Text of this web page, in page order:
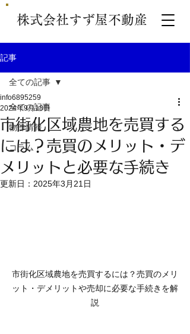
株式会社すず屋不動産
記事
全ての記事
物件情報
コラム
全ての記事
市街化区域農地を売買する
には？売買のメリット・デ
メリットと必要な手続き
info6895259
2024年9月18日
更新日： 2025年3月21日
市街化区域農地を売買するには？売買のメリ
ット・デメリットや売却に必要な手続きを解
説